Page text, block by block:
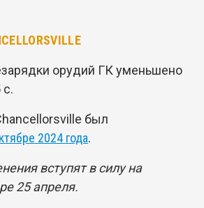
орудий ГК уменьшено
с.
был
2024 года.
вступят в силу на
25 апреля.